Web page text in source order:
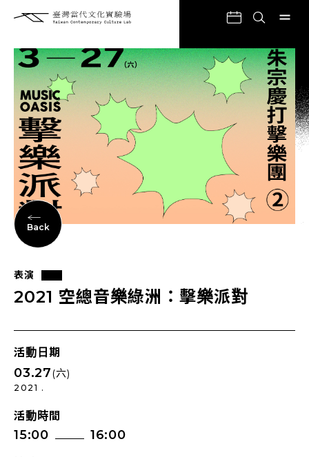
Back
表演
2021 空總音樂綠洲：擊樂派對
活動日期
03.27(六)
2021 .
活動時間
15:00 16:00